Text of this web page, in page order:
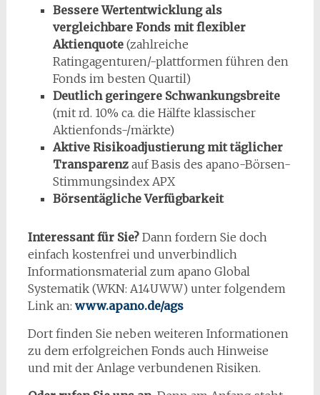
Bessere Wertentwicklung als
vergleichbare Fonds mit flexibler
Aktienquote(zahlreiche
Ratingagenturen/-plattformen führen den
Fonds im besten Quartil)
Deutlich geringere Schwankungsbreite
(mit rd. 10% ca. die Hälfte klassischer
Aktienfonds-/märkte)
Aktive Risikoadjustierung mit täglicher
Transparenzauf Basis des apano-Börsen-
Stimmungsindex APX
Börsentägliche Verfügbarkeit
Interessant für Sie?Dann fordern Sie doch
einfach kostenfrei und unverbindlich
Informationsmaterial zum apano Global
Systematik (WKN: A14UWW) unter folgendem
Link an: www.apano.de/ags
Dort finden Sie neben weiteren Informationen
zu dem erfolgreichen Fonds auch Hinweise
und mit der Anlage verbundenen Risiken.